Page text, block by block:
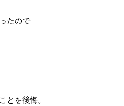
たので
とを後悔。